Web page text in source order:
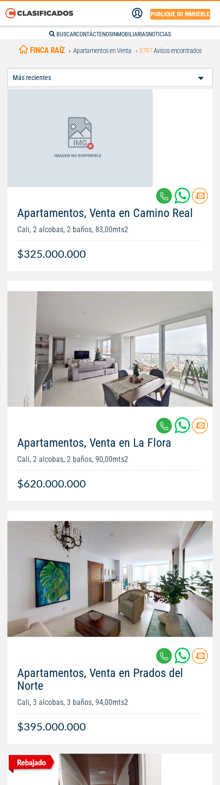
PUBLIQUE SU INMUEBLE
BUSCARCONTÁCTENOS INMOBILIARIASNOTICIAS
FINCA RAÍZ Apartamentos en Venta 5797Avisos encontrados
Apartamentos, Venta en Camino Real
Cali, 2 alcobas, 2 baños, 83,00mts2
$325.000.000
Apartamentos, Venta en La Flora
Cali, 2 alcobas, 2 baños, 90,00mts2
$620.000.000
Apartamentos, Venta en Prados del
Norte
Cali, 3 alcobas, 3 baños, 94,00mts2
$395.000.000